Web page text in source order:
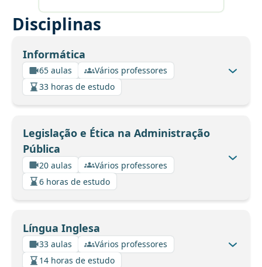
Disciplinas
Informática
65 aulas
Vários professores
33 horas de estudo
Legislação e Ética na Administração
Pública
20 aulas
Vários professores
6 horas de estudo
Língua Inglesa
33 aulas
Vários professores
14 horas de estudo